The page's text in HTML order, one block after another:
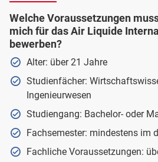
Welche Voraussetzungen
mich für das Air Liquide
bewerben?
Alter: über 21 Jahre
Studienfächer:
Ingenieurwesen
Studiengang: Bachelor- oder
Fachsemester: mindestens im
Fachliche Voraussetzungen: